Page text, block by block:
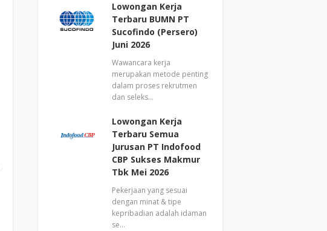
Lowongan Kerja
Terbaru BUMN PT
Sucofindo (Persero)
Juni 2026
Wawancara kerja
merupakan metode penting
dalam proses rekrutmen
dan seleks…
Lowongan Kerja
Terbaru Semua
Jurusan PT Indofood
CBP Sukses Makmur
Tbk Mei 2026
Pekerjaan yang sesuai
dengan minat & tipe
kepribadian adalah idaman
se…